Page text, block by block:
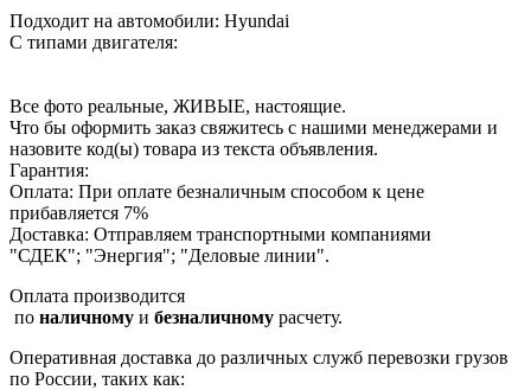
Подходит на автомобили: Hyundai
С типами двигателя:
Все фото реальные, ЖИВЫЕ, настоящие.
Что бы оформить заказ свяжитесь с нашими менеджерами и
назовите код(ы) товара из текста объявления.
Гарантия:
Оплата: При оплате безналичным способом к цене
прибавляется 7%
Доставка: Отправляем транспортными компаниями
"СДЕК"; "Энергия"; "Деловые линии".
Оплата производится
по наличному и безналичному расчету.
Оперативная доставка до различных служб перевозки грузов
по России, таких как: